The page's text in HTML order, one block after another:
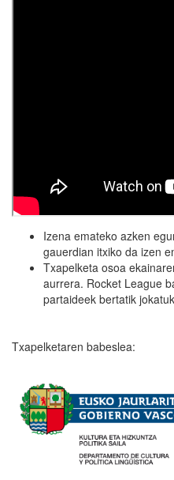
Izena emateko azken
gauerdian itxiko da izen
Txapelketa osoa
aurrera. Rocket League
partaideek bertatik
Txapelketaren babeslea: